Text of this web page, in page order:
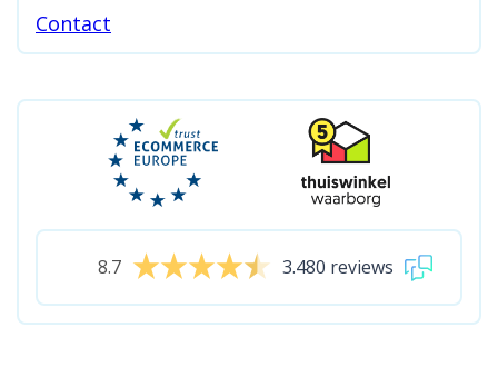
Contact
8.7 3.480 reviews